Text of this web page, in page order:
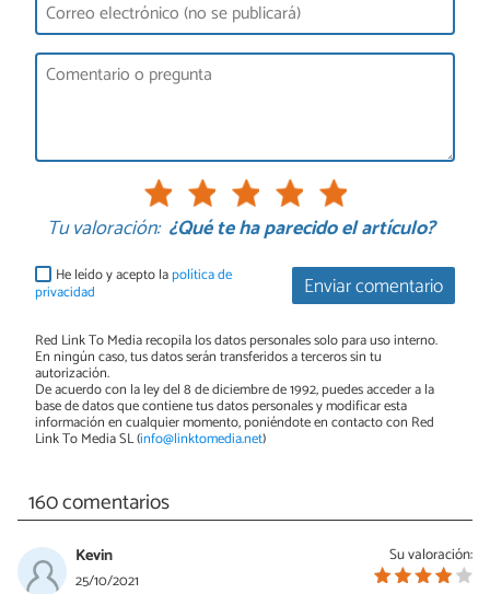
Tu valoración: ¿Qué te ha parecido el artículo?
Enviar comentario
He leído y acepto lapolítica de
privacidad
Red Link To Media recopila los datos personales solo para uso interno.
En ningún caso, tus datos serán transferidos a terceros sin tu
autorización.
De acuerdo con la ley del 8 de diciembre de 1992, puedes acceder a la
base de datos que contiene tus datos personales y modificar esta
información en cualquier momento, poniéndote en contacto con Red
Link To Media SL (info@linktomedia.net)
160 comentarios
Su valoración:
Kevin
25/10/2021